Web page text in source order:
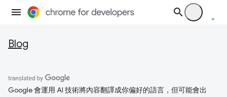
Blog
Google 會運用 AI 技術將內容翻譯成你偏好的語言，但可能會出